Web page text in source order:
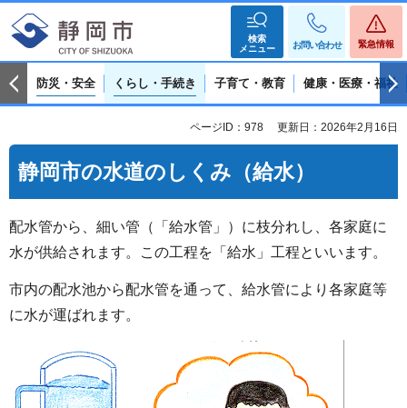
検索
メニュー
お問い合わせ 緊急情報
防災・安全 くらし・手続き 子育て・教育 健康・医療・福祉
ページID：978 更新日：2026年2月16日
静岡市の水道のしくみ（給水）
配水管から、細い管（「給水管」）に枝分れし、各家庭に
水が供給されます。この工程を「給水」工程といいます。
市内の配水池から配水管を通って、給水管により各家庭等
に水が運ばれます。